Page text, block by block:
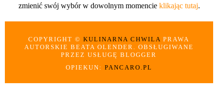
zmienić swój wybór w dowolnym momencie klikając tutaj.
COPYRIGHT ©KULINARNA CHWILAPRAWA
AUTORSKIE BEATA OLENDER. OBSŁUGIWANE
PRZEZ USŁUGĘ BLOGGER
OPIEKUN: PANCARO.PL